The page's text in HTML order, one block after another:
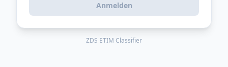
Anmelden
ZDS ETIM Classifier